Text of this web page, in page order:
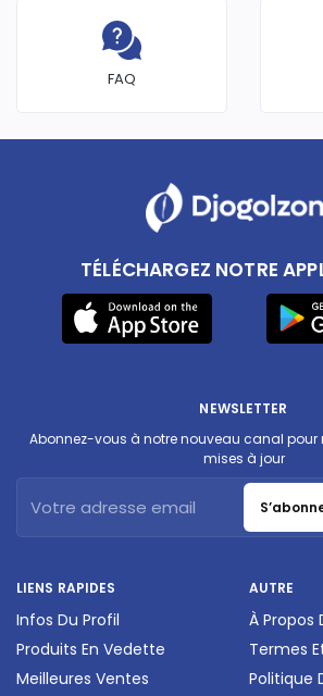
FAQ
TÉLÉCHARGEZ NOTRE
LIENS RAPIDES
Infos Du Profil
Produits En Vedette
Meilleures Ventes
AUTRE
À Propos
Termes
Politique
NEWSLETTER
Abonnez-vous à notre nouveau canal pour
mises à jour